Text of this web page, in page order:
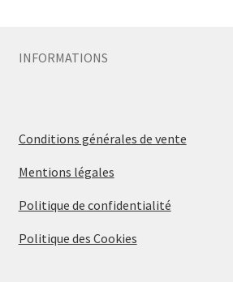
INFORMATIONS
Conditions générales de vente
Mentions légales
Politique de confidentialité
Politique des Cookies